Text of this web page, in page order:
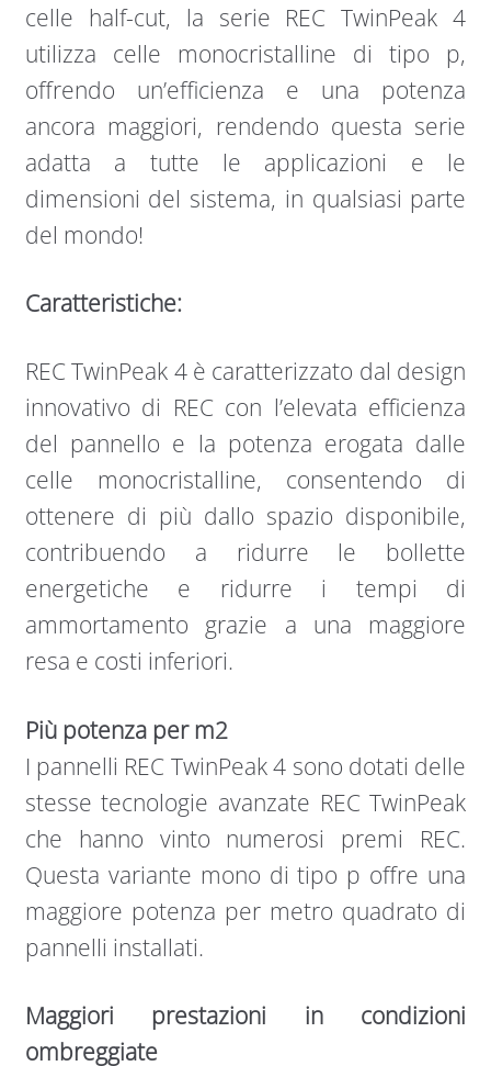
celle half-cut, la serie REC TwinPeak 4
utilizza celle monocristalline di tipo p,
offrendo un’efficienza e una potenza
ancora maggiori, rendendo questa serie
adatta a tutte le applicazioni e le
dimensioni del sistema, in qualsiasi parte
del mondo!
Caratteristiche:
REC TwinPeak 4 è caratterizzato dal design
innovativo di REC con l’elevata efficienza
del pannello e la potenza erogata dalle
celle monocristalline, consentendo di
ottenere di più dallo spazio disponibile,
contribuendo a ridurre le bollette
energetiche e ridurre i tempi di
ammortamento grazie a una maggiore
resa e costi inferiori.
Più potenza per m2
I pannelli REC TwinPeak 4 sono dotati delle
stesse tecnologie avanzate REC TwinPeak
che hanno vinto numerosi premi REC.
Questa variante mono di tipo p offre una
maggiore potenza per metro quadrato di
pannelli installati.
Maggiori prestazioni in condizioni
ombreggiate